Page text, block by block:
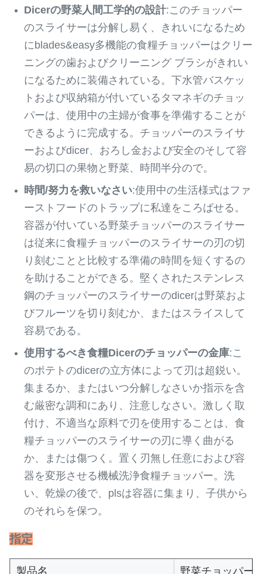
Dicerの野菜人間工学的の設計:このチョッパー
のスライサーは分解し易く、きれいになるため
にblades&easy多機能の食糧チョッパーはクリー
ニングの歯およびクリーニング ブラシがきれい
になるために装備されている。下水管バスケッ
トおよび収納箱が付いているタマネギのチョッ
パーは、使用中の主婦が食事を準備することが
できるように完成する。チョッパーのスライサ
ーおよびdicer、おろし金および安全のそして容
易の切口の果物と野菜、時間半分ので。
時間/努力を救いなさい:使用中の生活様式はファ
ーストフードのトラップに私達をころばせる。
容器が付いている野菜チョッパーのスライサー
は従来に食糧チョッパーのスライサーの刃の切
り刻むことと比較する準備の時間を短くするの
を助けることができる。堅くされたステンレス
鋼のチョッパーのスライサーのdicerは野菜およ
びフルーツを切り刻むか、またはスライスして
容易である。
使用するべき食糧Dicerのチョッパーの金庫:こ
のポテトのdicerの立方体によって刃は超鋭い。
集まるか、またはいつ分解しなさいか指示を含
む厳密な調和にあり、注意しなさい。激しく取
付け、不適当な原料で刃を使用することは、食
糧チョッパーのスライサーの刃に導く曲がる
か、または傷つく。置く刃無し任意におよび容
器を変形させる機械洗浄食糧チョッパー。洗
い、乾燥の後で、plsは容器に集まり、子供から
のそれらを保つ。
指定
製品名 野菜チョッパー